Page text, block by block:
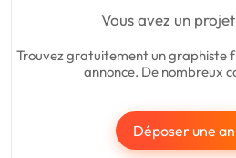
Vous avez un
Trouvez gratuitement un graphiste
annonce. De nombreux
Déposer une